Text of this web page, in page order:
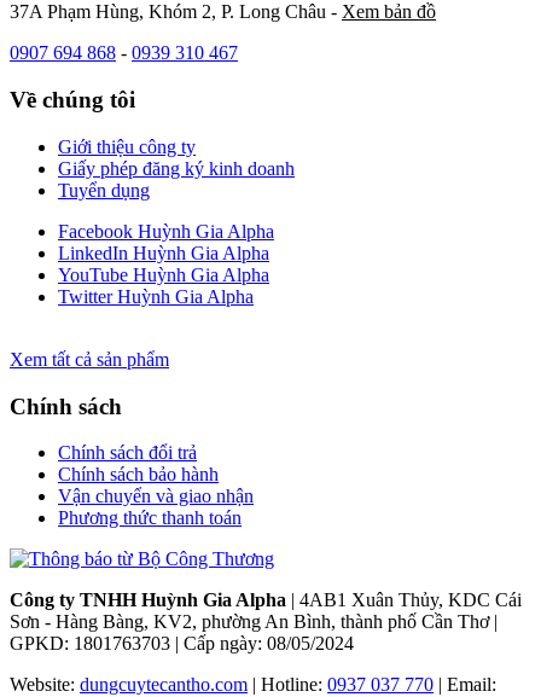
37A Phạm Hùng, Khóm 2, P. Long Châu - Xem bản đồ
0907 694 868 - 0939 310 467
Về chúng tôi
Giới thiệu công ty
Giấy phép đăng ký kinh doanh
Tuyển dụng
Facebook Huỳnh Gia Alpha
LinkedIn Huỳnh Gia Alpha
YouTube Huỳnh Gia Alpha
Twitter Huỳnh Gia Alpha
Xem tất cả sản phẩm
Chính sách
Chính sách đổi trả
Chính sách bảo hành
Vận chuyển và giao nhận
Phương thức thanh toán
Công ty TNHH Huỳnh Gia Alpha | 4AB1 Xuân Thủy, KDC Cái
Sơn - Hàng Bàng, KV2, phường An Bình, thành phố Cần Thơ |
GPKD: 1801763703 | Cấp ngày: 08/05/2024
Website: dungcuytecantho.com | Hotline: 0937 037 770 | Email: